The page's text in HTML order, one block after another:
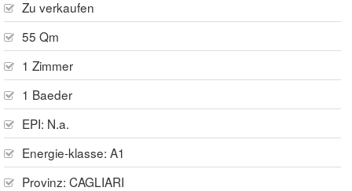
Zu verkaufen
55 Qm
1 Zimmer
1 Baeder
EPI: N.a.
Energie-klasse: A1
Provinz: CAGLIARI